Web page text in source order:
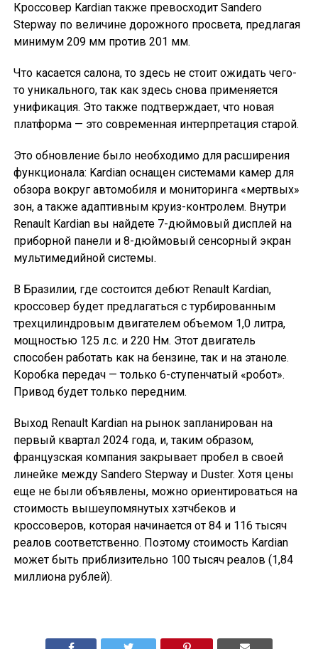
Кроссовер Kardian также превосходит Sandero
Stepway по величине дорожного просвета, предлагая
минимум 209 мм против 201 мм.
Что касается салона, то здесь не стоит ожидать чего-
то уникального, так как здесь снова применяется
унификация. Это также подтверждает, что новая
платформа — это современная интерпретация старой.
Это обновление было необходимо для расширения
функционала: Kardian оснащен системами камер для
обзора вокруг автомобиля и мониторинга «мертвых»
зон, а также адаптивным круиз-контролем. Внутри
Renault Kardian вы найдете 7-дюймовый дисплей на
приборной панели и 8-дюймовый сенсорный экран
мультимедийной системы.
В Бразилии, где состоится дебют Renault Kardian,
кроссовер будет предлагаться с турбированным
трехцилиндровым двигателем объемом 1,0 литра,
мощностью 125 л.с. и 220 Нм. Этот двигатель
способен работать как на бензине, так и на этаноле.
Коробка передач — только 6-ступенчатый «робот».
Привод будет только передним.
Выход Renault Kardian на рынок запланирован на
первый квартал 2024 года, и, таким образом,
французская компания закрывает пробел в своей
линейке между Sandero Stepway и Duster. Хотя цены
еще не были объявлены, можно ориентироваться на
стоимость вышеупомянутых хэтчбеков и
кроссоверов, которая начинается от 84 и 116 тысяч
реалов соответственно. Поэтому стоимость Kardian
может быть приблизительно 100 тысяч реалов (1,84
миллиона рублей).